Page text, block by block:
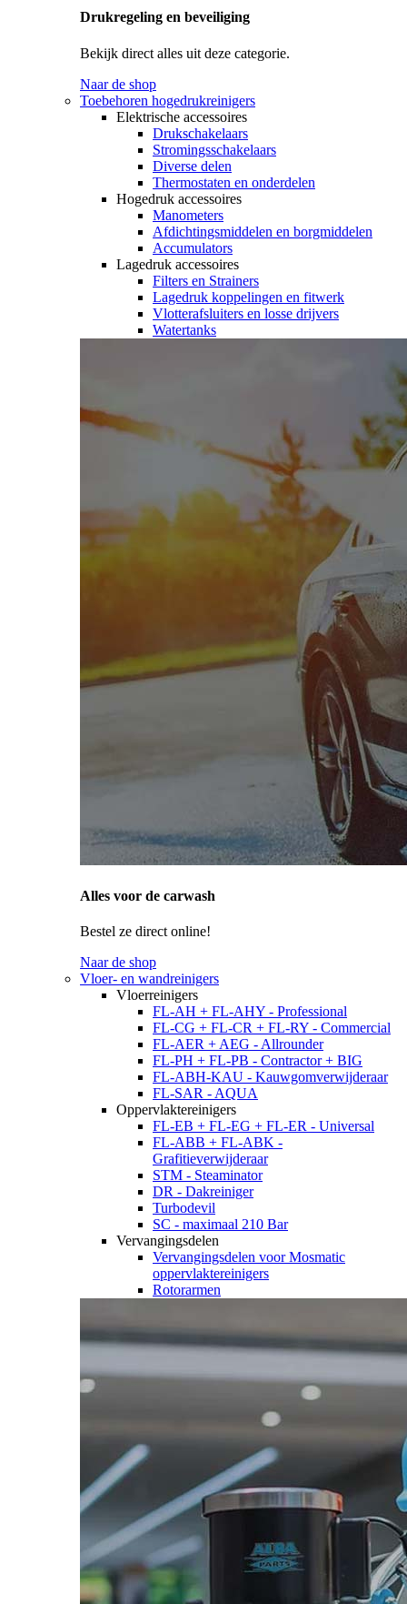
Drukregeling en beveiliging
Bekijk direct alles uit deze categorie.
Naar de shop
Toebehoren hogedrukreinigers
Elektrische accessoires
Drukschakelaars
Stromingsschakelaars
Diverse delen
Thermostaten en onderdelen
Hogedruk accessoires
Manometers
Afdichtingsmiddelen en borgmiddelen
Accumulators
Lagedruk accessoires
Filters en Strainers
Lagedruk koppelingen en fitwerk
Vlotterafsluiters en losse drijvers
Watertanks
Alles voor de carwash
Bestel ze direct online!
Naar de shop
Vloer- en wandreinigers
Vloerreinigers
FL-AH + FL-AHY - Professional
FL-CG + FL-CR + FL-RY - Commercial
FL-AER + AEG - Allrounder
FL-PH + FL-PB - Contractor + BIG
FL-ABH-KAU - Kauwgomverwijderaar
FL-SAR - AQUA
Oppervlaktereinigers
FL-EB + FL-EG + FL-ER - Universal
FL-ABB + FL-ABK -
Grafitieverwijderaar
STM - Steaminator
DR - Dakreiniger
Turbodevil
SC - maximaal 210 Bar
Vervangingsdelen
Vervangingsdelen voor Mosmatic
oppervlaktereinigers
Rotorarmen